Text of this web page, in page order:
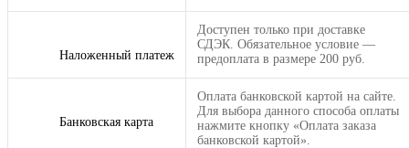
Наложенный платеж
Доступен только при доставке
СДЭК. Обязательное условие —
предоплата в размере 200 руб.
Банковская карта
Оплата банковской картой на сайте.
Для выбора данного способа оплаты
нажмите кнопку «Оплата заказа
банковской картой».